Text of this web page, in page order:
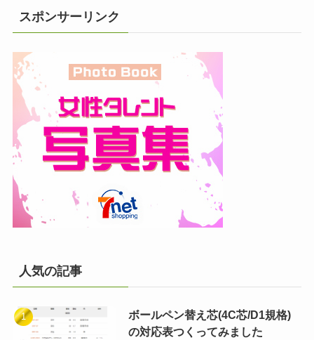
スポンサーリンク
人気の記事
ボールペン替え芯(4C芯/D1規格)
の対応表つくってみました